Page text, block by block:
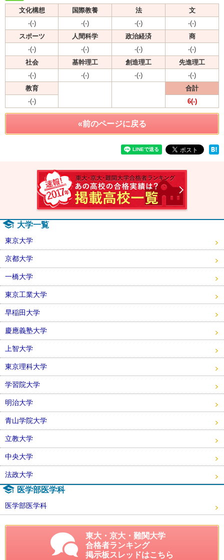
文化構想 国際教養 法
文
-(-)
-(-) -(-)
-(-)
スポーツ
人間科学 政治経済
商
-(-)
-(-) -(-)
-(-)
社会
基幹理工 創造理工
先進理工
-(-)
-(-) -(-)
-(-)
教育
合計
-(-)
6(-)
«前のページに戻る
大学一覧
東京大学
京都大学
一橋大学
東京工業大学
早稲田大学
慶應義塾大学
上智大学
東京理科大学
学習院大学
明治大学
青山学院大学
立教大学
中央大学
法政大学
医学部医学科
医学部医学科
東大・京大・難関大学
合格者ランキング
掲示板スレッドはこちら